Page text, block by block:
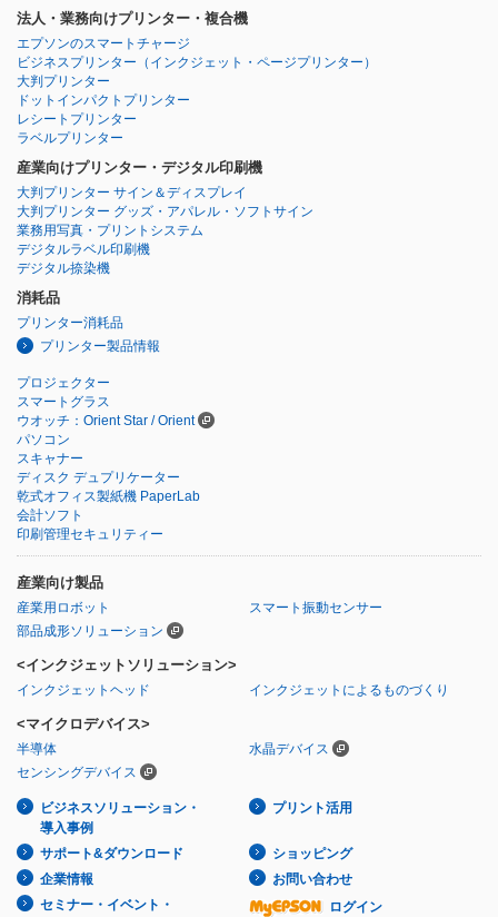
法人・業務向けプリンター・複合機
エプソンのスマートチャージ
ビジネスプリンター （インクジェット・ページプリンター）
大判プリンター
ドットインパクトプリンター
レシートプリンター
ラベルプリンター
産業向けプリンター・デジタル印刷機
大判プリンター サイン＆ディスプレイ
大判プリンター グッズ・アパレル・ソフトサイン
業務用写真・プリントシステム
デジタルラベル印刷機
デジタル捺染機
消耗品
プリンター消耗品
プリンター製品情報
プロジェクター
スマートグラス
ウオッチ：Orient Star / Orient
パソコン
スキャナー
ディスク デュプリケーター
乾式オフィス製紙機 PaperLab
会計ソフト
印刷管理セキュリティー
産業向け製品
産業用ロボット
スマート振動センサー
部品成形ソリューション
<インクジェットソリューション>
インクジェットヘッド インクジェットによるものづくり
<マイクロデバイス>
半導体
水晶デバイス
センシングデバイス
ビジネスソリューション・
導入事例
プリント活用
サポート&ダウンロード
ショッピング
企業情報
お問い合わせ
セミナー・イベント・
ログイン